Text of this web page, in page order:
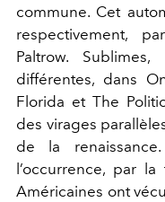
commune. Cet
respectivement,
Paltrow.
différentes, dans
Florida et The
des virages
de la
l’occurrence, par
Américaines ont